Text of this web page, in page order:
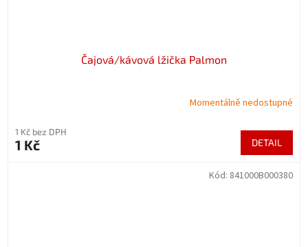
Čajová/kávová lžička Palmon
Momentálně nedostupné
1 Kč bez DPH
1 Kč DETAIL
Kód: 841000B000380